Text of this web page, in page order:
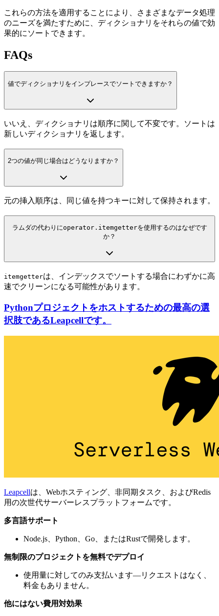
これらの方法を適用することにより、さまざまなデータ処理
のニーズを満たすために、ディクショナリをそれらの値で効
果的にソートできます。
FAQs
値でディクショナリをインプレースでソートできますか？
いいえ、ディクショナリは順序に関して不変です。ソートは
新しいディクショナリを返します。
2つの値が同じ場合はどうなりますか？
元の挿入順序は、同じ値を持つキーに対して保持されます。
ラムダの代わりに operator.itemgetterを使用するのはなぜです
か？
itemgetterは、インデックスでソートする場合にわずかに高
速でクリーンになる可能性があります。
Pythonプロジェクトをホストするための最高の選
択肢であるLeapcellです。
Leapcellは、Webホスティング、非同期タスク、およびRedis
用の次世代サーバーレスプラットフォームです。
多言語サポート
Node.js、Python、Go、またはRustで開発します。
無制限のプロジェクトを無料でデプロイ
使用量に対してのみ支払います—リクエストはなく、
料金もありません。
他にはない費用対効果